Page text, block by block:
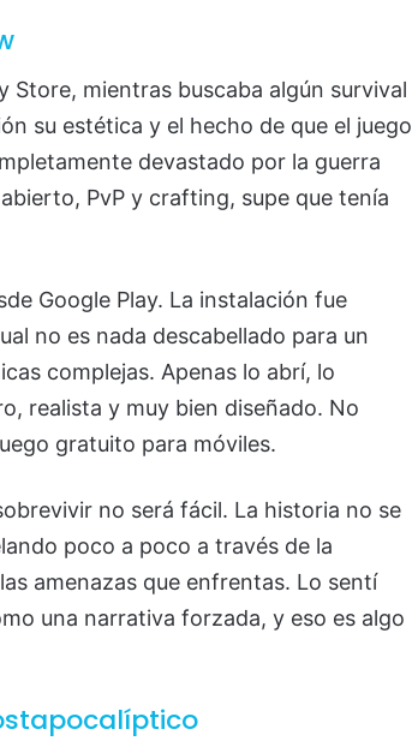
Store, mientras buscaba algún survival
su estética y el hecho de que el juego
devastado por la guerra
PvP y crafting, supe que tenía
Google Play. La instalación fue
no es nada descabellado para un
complejas. Apenas lo abrí, lo
realista y muy bien diseñado. No
gratuito para móviles.
no será fácil. La historia no se
poco a poco a través de la
amenazas que enfrentas. Lo sentí
una narrativa forzada, y eso es algo